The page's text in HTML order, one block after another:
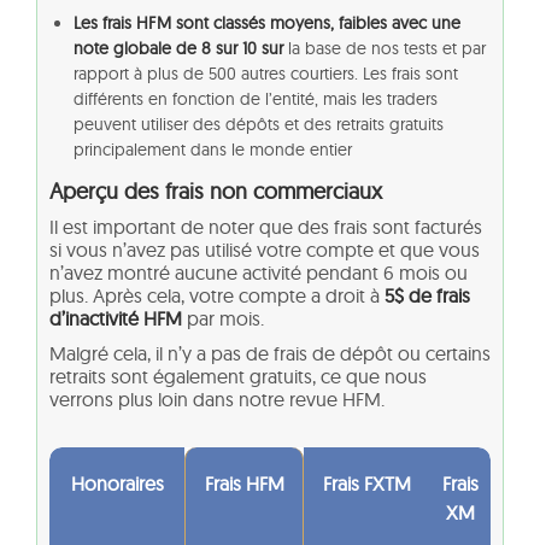
Les frais HFM sont classés moyens, faibles avec une
note globale de 8 sur 10 surla base de nos tests et par
rapport à plus de 500 autres courtiers. Les frais sont
différents en fonction de l’entité, mais les traders
peuvent utiliser des dépôts et des retraits gratuits
principalement dans le monde entier
Aperçu des frais non commerciaux
Il est important de noter que des frais sont facturés
si vous n’avez pas utilisé votre compte et que vous
n’avez montré aucune activité pendant 6 mois ou
plus. Après cela, votre compte a droit à 5$ de frais
d’inactivité HFM par mois.
Malgré cela, il n’y a pas de frais de dépôt ou certains
retraits sont également gratuits, ce que nous
verrons plus loin dans notre revue HFM.
Honoraires Frais HFM Frais FXTM
Frais
XM